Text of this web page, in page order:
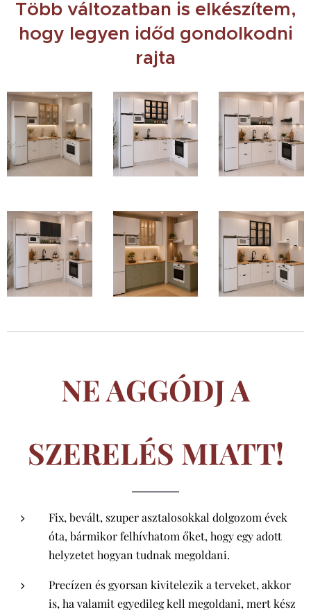
Több változatban is elkészítem,
hogy legyen időd gondolkodni
rajta
NE AGGÓDJ A
SZERELÉS MIATT!
Fix, bevált, szuper asztalosokkal dolgozom évek
óta, bármikor felhívhatom őket, hogy egy adott
helyzetet hogyan tudnak megoldani.
Precízen és gyorsan kivitelezik a terveket, akkor
is, ha valamit egyedileg kell megoldani, mert kész